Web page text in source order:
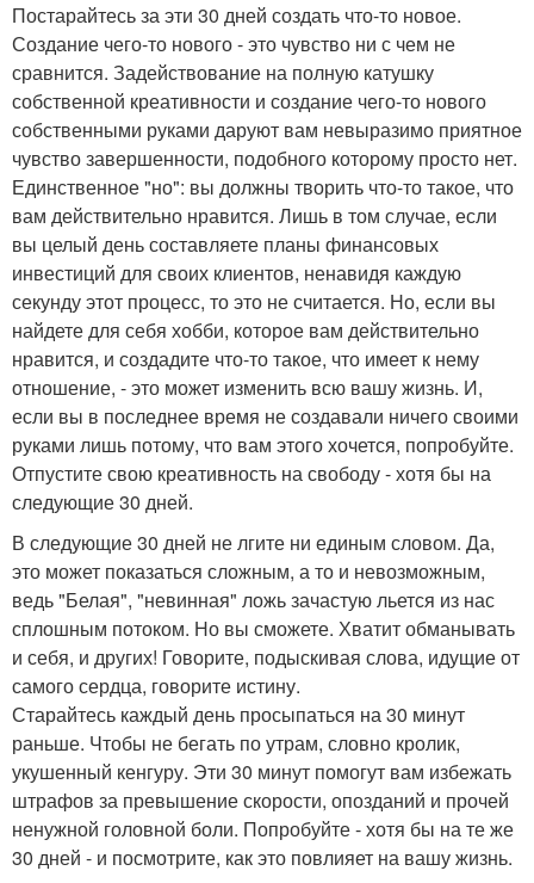
Постарайтесь за эти 30 дней создать что-то новое.
Создание чего-то нового - это чувство ни с чем не
сравнится. Задействование на полную катушку
собственной креативности и создание чего-то нового
собственными руками даруют вам невыразимо приятное
чувство завершенности, подобного которому просто нет.
Единственное "но": вы должны творить что-то такое, что
вам действительно нравится. Лишь в том случае, если
вы целый день составляете планы финансовых
инвестиций для своих клиентов, ненавидя каждую
секунду этот процесс, то это не считается. Но, если вы
найдете для себя хобби, которое вам действительно
нравится, и создадите что-то такое, что имеет к нему
отношение, - это может изменить всю вашу жизнь. И,
если вы в последнее время не создавали ничего своими
руками лишь потому, что вам этого хочется, попробуйте.
Отпустите свою креативность на свободу - хотя бы на
следующие 30 дней.
В следующие 30 дней не лгите ни единым словом. Да,
это может показаться сложным, а то и невозможным,
ведь "Белая", "невинная" ложь зачастую льется из нас
сплошным потоком. Но вы сможете. Хватит обманывать
и себя, и других! Говорите, подыскивая слова, идущие от
самого сердца, говорите истину.
Старайтесь каждый день просыпаться на 30 минут
раньше. Чтобы не бегать по утрам, словно кролик,
укушенный кенгуру. Эти 30 минут помогут вам избежать
штрафов за превышение скорости, опозданий и прочей
ненужной головной боли. Попробуйте - хотя бы на те же
30 дней - и посмотрите, как это повлияет на вашу жизнь.